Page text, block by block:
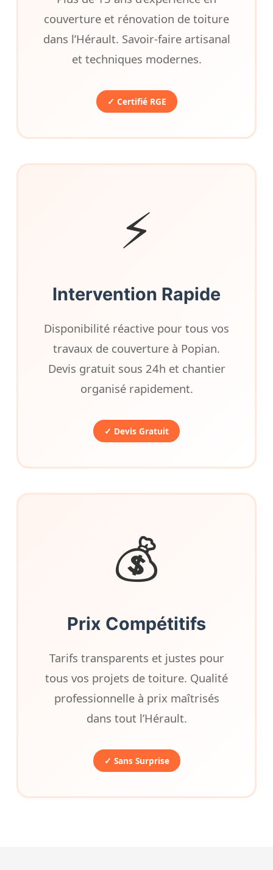
couverture et rénovation de toiture
dans l’Hérault. Savoir-faire artisanal
et techniques modernes.
✓ Certifié RGE
⚡
Intervention Rapide
Disponibilité réactive pour tous vos
travaux de couverture à Popian.
Devis gratuit sous 24h et chantier
organisé rapidement.
✓ Devis Gratuit
💰
Prix Compétitifs
Tarifs transparents et justes pour
tous vos projets de toiture. Qualité
professionnelle à prix maîtrisés
dans tout l’Hérault.
✓ Sans Surprise